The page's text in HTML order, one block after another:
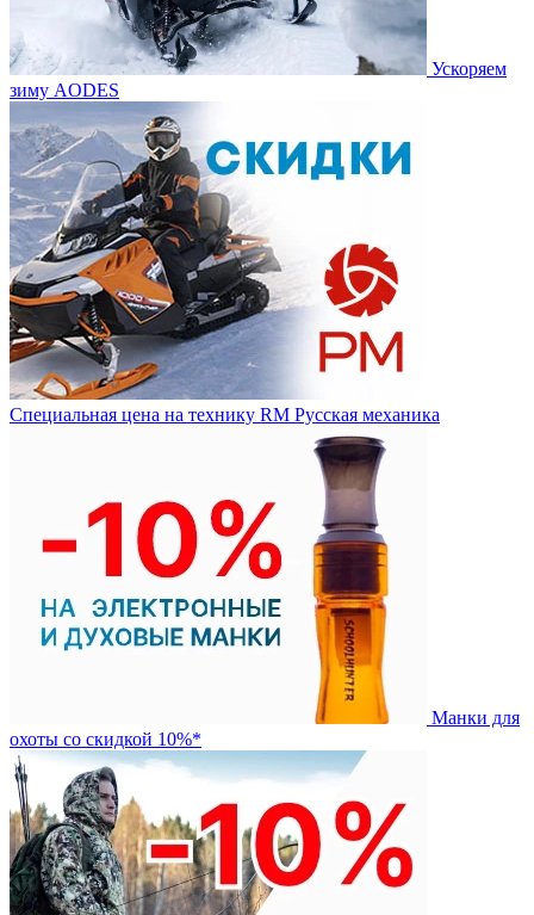
Ускоряем
зиму AODES
Специальная цена на технику RM Русская механика
Манки для
охоты со скидкой 10%*